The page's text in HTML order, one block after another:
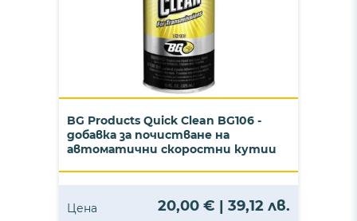
BG Products Quick Clean BG106 -
добавка за почистване на
автоматични скоростни кутии
Цена 20,00 € | 39,12 лв.